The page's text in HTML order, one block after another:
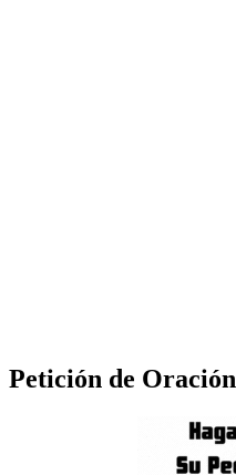
Petición de Oración